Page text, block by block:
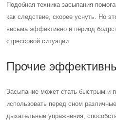
Подобная техника засыпания
как следствие, скорее уснуть. Но
весьма эффективно и период
стрессовой ситуации.
Прочие
Засыпание может стать быстрым и
использовать перед сном
дыхательные упражнения,